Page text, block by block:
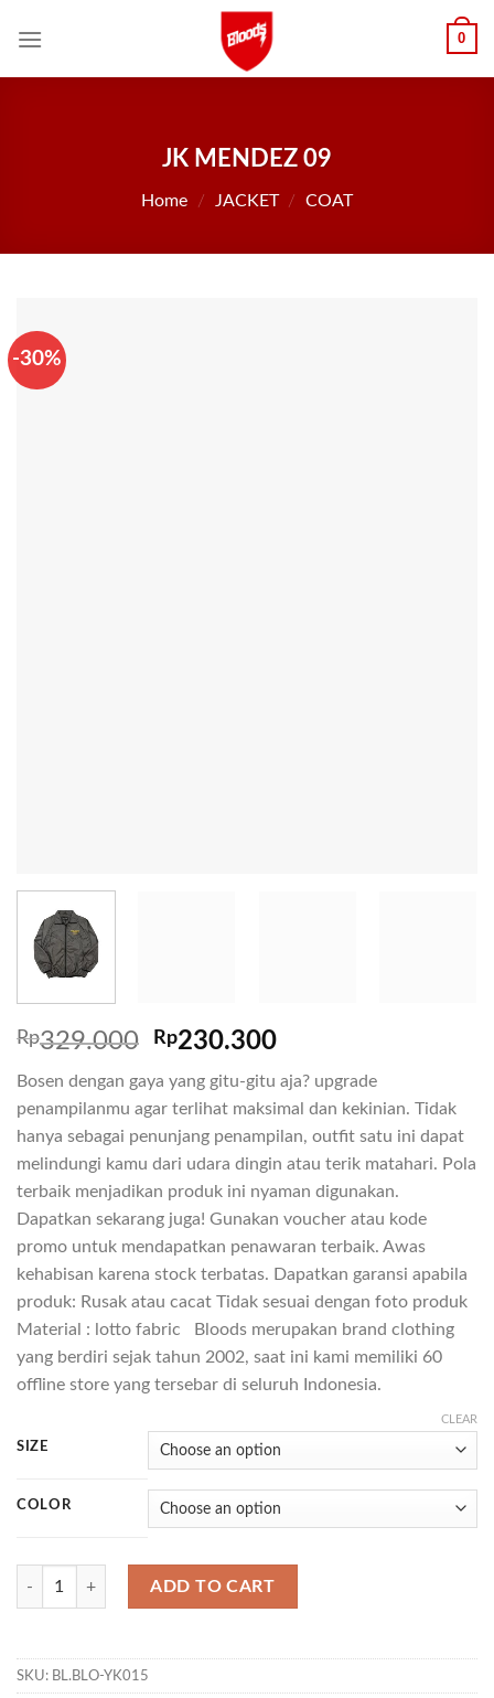
0
JK MENDEZ 09
Home / JACKET / COAT
-30%
Rp329.000 Rp230.300
Bosen dengan gaya yang gitu-gitu aja? upgrade
penampilanmu agar terlihat maksimal dan kekinian. Tidak
hanya sebagai penunjang penampilan, outfit satu ini dapat
melindungi kamu dari udara dingin atau terik matahari. Pola
terbaik menjadikan produk ini nyaman digunakan.
Dapatkan sekarang juga! Gunakan voucher atau kode
promo untuk mendapatkan penawaran terbaik. Awas
kehabisan karena stock terbatas. Dapatkan garansi apabila
produk: Rusak atau cacat Tidak sesuai dengan foto produk
Material : lotto fabric Bloods merupakan brand clothing
yang berdiri sejak tahun 2002, saat ini kami memiliki 60
offline store yang tersebar di seluruh Indonesia.
SIZE
COLOR
CLEAR
JK MENDEZ 09 quantity
ADD TO CART
SKU: BL.BLO-YK015